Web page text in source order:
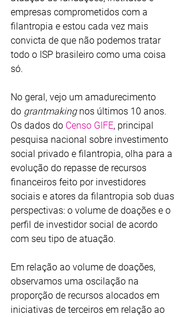
empresas comprometidos com a
filantropia e estou cada vez mais
convicta de que não podemos tratar
todo o ISP brasileiro como uma coisa
só.
No geral, vejo um amadurecimento
do grantmaking nos últimos 10 anos.
Os dados do Censo GIFE, principal
pesquisa nacional sobre investimento
social privado e filantropia, olha para a
evolução do repasse de recursos
financeiros feito por investidores
sociais e atores da filantropia sob duas
perspectivas: o volume de doações e o
perfil de investidor social de acordo
com seu tipo de atuação.
Em relação ao volume de doações,
observamos uma oscilação na
proporção de recursos alocados em
iniciativas de terceiros em relação ao